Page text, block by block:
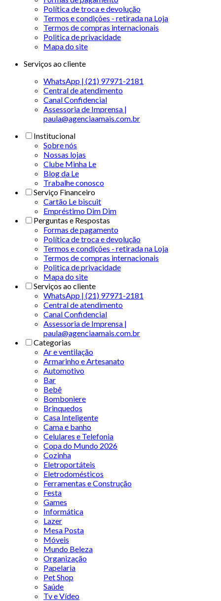
Política de troca e devolução
Termos e condições - retirada na Loja
Termos de compras internacionais
Politica de privacidade
Mapa do site
Serviços ao cliente
WhatsApp | (21) 97971-2181
Central de atendimento
Canal Confidencial
Assessoria de Imprensa |
paula@agenciaamais.com.br
Institucional
Sobre nós
Nossas lojas
Clube Minha Le
Blog da Le
Trabalhe conosco
Serviço Financeiro
Cartão Le biscuit
Empréstimo Dim Dim
Perguntas e Respostas
Formas de pagamento
Política de troca e devolução
Termos e condições - retirada na Loja
Termos de compras internacionais
Politica de privacidade
Mapa do site
Serviços ao cliente
WhatsApp | (21) 97971-2181
Central de atendimento
Canal Confidencial
Assessoria de Imprensa |
paula@agenciaamais.com.br
Categorias
Ar e ventilação
Armarinho e Artesanato
Automotivo
Bar
Bebê
Bomboniere
Brinquedos
Casa Inteligente
Cama e banho
Celulares e Telefonia
Copa do Mundo 2026
Cozinha
Eletroportáteis
Eletrodomésticos
Ferramentas e Construção
Festa
Games
Informática
Lazer
Mesa Posta
Móveis
Mundo Beleza
Organização
Papelaria
Pet Shop
Saúde
Tv e Vídeo